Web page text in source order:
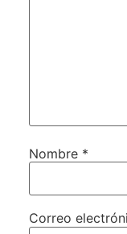
Nombre *
Correo